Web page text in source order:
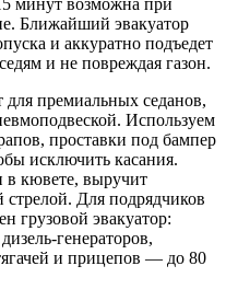
минут возможна при
Ближайший эвакуатор
и аккуратно подъедет
и не повреждая газон.
для премиальных седанов,
Используем
проставки под бампер
исключить касания.
в кювете, выручит
стрелой. Для подрядчиков
грузовой эвакуатор:
и прицепов — до 80